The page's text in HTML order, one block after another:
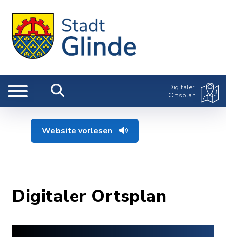
Digitaler
Ortsplan
Website vorlesen
Digitaler Ortsplan